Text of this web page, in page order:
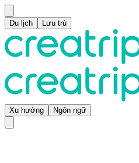
Du lịch Lưu trú
Xu hướng Ngôn ngữ